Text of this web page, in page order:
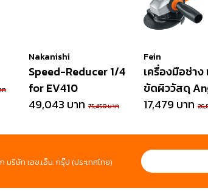
ท
Nakanishi
Speed-Reducer 1/4
for EV410
49,043 บาท 75,450 บาท
Fein
เครื่องมือช่าง
ขัดผิววัสดุ
Grinder
17,479 บาท
ริษัท เอช.เอ็ม. กรุ๊ป (ประเทศไทย)